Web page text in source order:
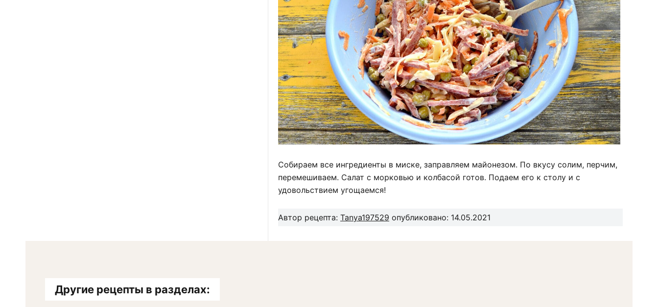
Собираем все ингредиенты в миске, заправляем майонезом. По вкусу солим, перчим,
перемешиваем. Салат с морковью и колбасой готов. Подаем его к столу и с
удовольствием угощаемся!
Автор рецепта: Tanya197529 опубликовано: 14.05.2021
Другие рецепты в разделах: